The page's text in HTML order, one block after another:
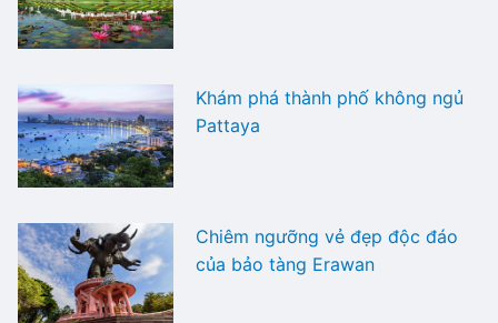
Khám phá thành phố không ngủ
Pattaya
Chiêm ngưỡng vẻ đẹp độc đáo
của bảo tàng Erawan